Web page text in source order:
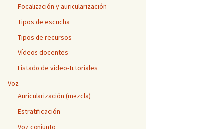
y
Focalización y auricularización
Tipos de escucha
Tipos de recursos
Vídeos docentes
Listado de video-tutoriales
Voz
Auricularización (mezcla)
Estratificación
Voz conjunto